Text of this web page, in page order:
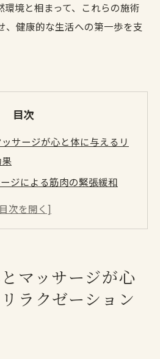
環境と相まって、これらの施術
、健康的な生活への第一歩を支
目次
サージが心と体に与えるリ
ジによる筋肉の緊張緩和
れるリラックス効果
ンの鍵、整体術の秘密
のバランスを整える
と調和した心身のバランス
マッサージが心
ラクゼーション